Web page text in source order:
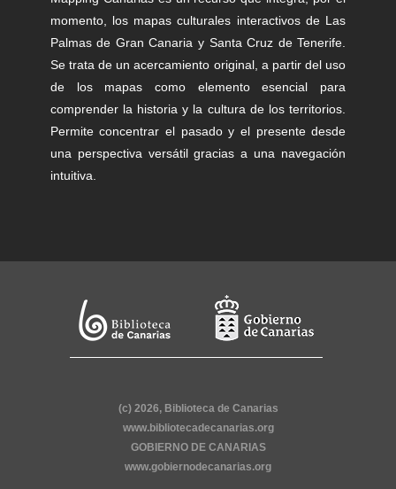
momento, los mapas culturales interactivos de Las
Palmas de Gran Canaria y Santa Cruz de Tenerife.
Se trata de un acercamiento original, a partir del uso
de los mapas como elemento esencial para
comprender la historia y la cultura de los territorios.
Permite concentrar el pasado y el presente desde
una perspectiva versátil gracias a una navegación
intuitiva.
(c) 2026, Biblioteca de Canarias
www.bibliotecadecanarias.org
GOBIERNO DE CANARIAS
www.gobiernodecanarias.org